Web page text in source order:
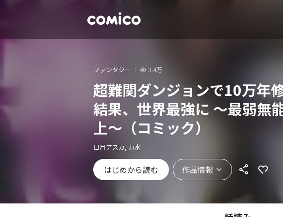
ファンタジー 3.4万
超難関ダンジョンで10万年
結果、世界最強に ～最弱無
上～（コミック）
日月アスカ, 力水
はじめから読む 作品情報